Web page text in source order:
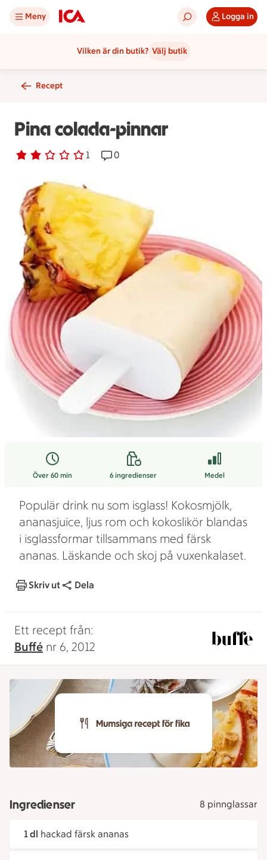
Meny Logga in
Vilken är din butik? Välj butik
Recept
Pina colada-pinnar
Betyg 2 av 5. 1
1 personer har röstatReceptet har 0 kommentarer
0
Över 60 min 6ingredienser Medel
Populär drink nu som isglass! Kokosmjölk,
ananasjuice, ljus rom och kokoslikör blandas
i isglassformar tillsammans med färsk
ananas. Läskande och skoj på vuxenkalaset.
Skriv ut Dela
Ett recept från:
Buffé nr 6, 2012
Ingredienser 8 pinnglassar
1 dl hackad färsk ananas